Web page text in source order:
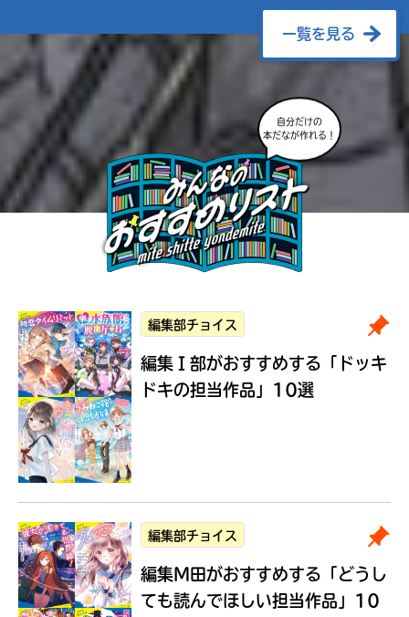
一覧を見る
自分だけの
本だなが作れる！
編集部チョイス
編集Ｉ部がおすすめする 「ドッキ
ドキの担当作品」10選
編集部チョイス
編集M田がおすすめする 「どうし
ても読んでほしい担当作品」10